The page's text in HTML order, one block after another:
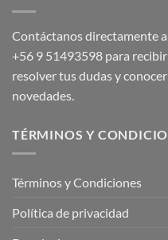
Contáctanos directamente
+56 9 51493598 para
resolver tus dudas y
novedades.
TÉRMINOS Y
Términos y Condiciones
Política de privacidad